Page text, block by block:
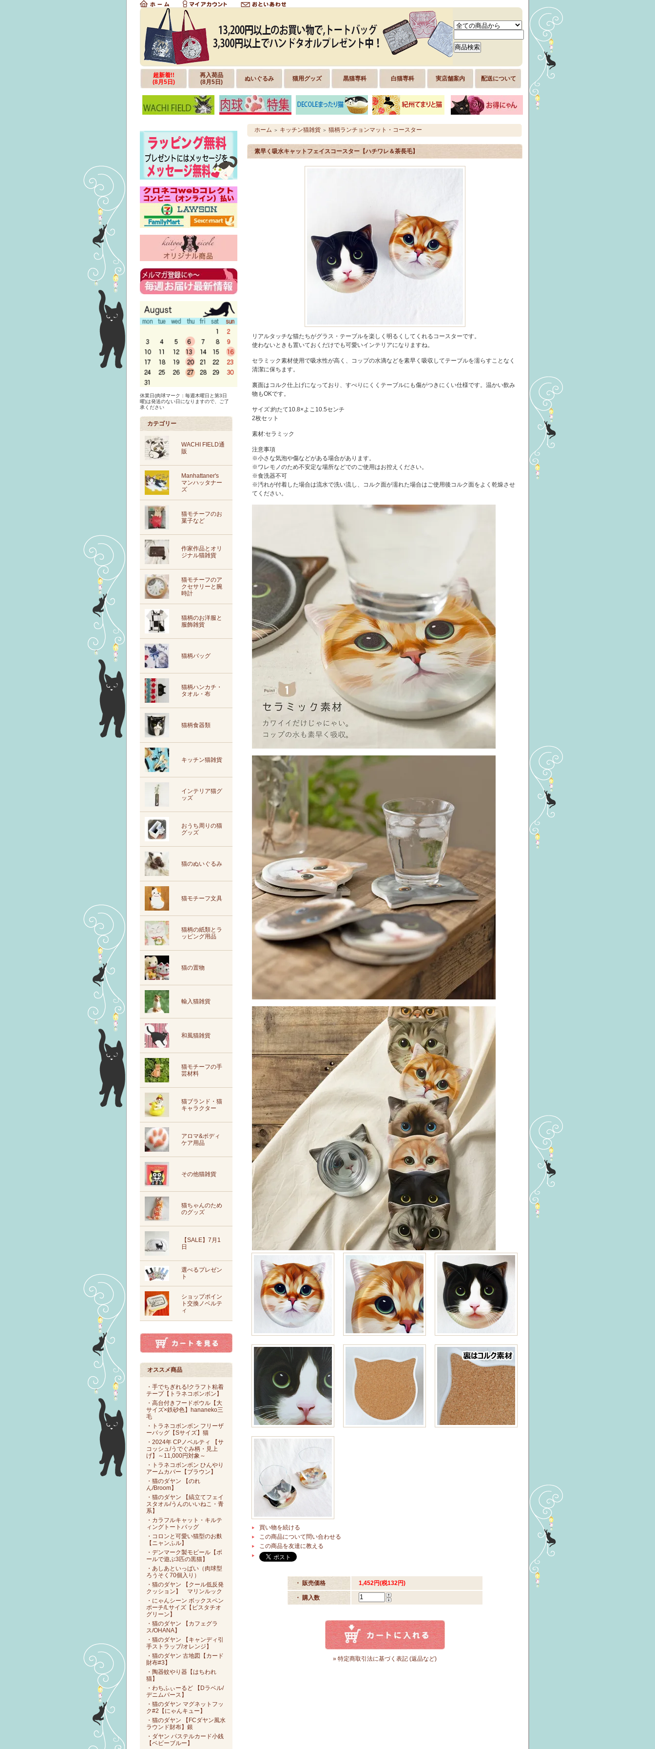
超新着!!
(8月5日)
再入荷品
(8月5日)
ぬいぐるみ 猫用グッズ 黒猫専科 白猫専科 実店舗案内 配送について
休業日(肉球マーク：毎週木曜日と第3日
曜)は発送のない日になりますので、ご了
承ください
カテゴリー
WACHI FIELD通
販
Manhattaner's
マンハッタナー
ズ
猫モチーフのお
菓子など
作家作品とオリ
ジナル猫雑貨
猫モチーフのア
クセサリーと腕
時計
猫柄のお洋服と
服飾雑貨
猫柄バッグ
猫柄ハンカチ・
タオル・布
猫柄食器類
キッチン猫雑貨
インテリア猫グ
ッズ
おうち周りの猫
グッズ
猫のぬいぐるみ
猫モチーフ文具
猫柄の紙類とラ
ッピング用品
猫の置物
輸入猫雑貨
和風猫雑貨
猫モチーフの手
芸材料
猫ブランド・猫
キャラクター
アロマ&ボディ
ケア用品
その他猫雑貨
猫ちゃんのため
のグッズ
【SALE】7月1
日
選べるプレゼン
ト
ショップポイン
ト交換ノベルテ
ィ
オススメ商品
・手でちぎれる!クラフト粘着
テープ【トラネコボンボン】
・高台付きフードボウル【大
サイズ×鉄砂色】hananeko三
毛
・トラネコボンボン フリーザ
ーバッグ【Sサイズ】猫
・2024年 CPノベルティ 【サ
コッシュ/うでぐみ柄・見上
げ】～11,000円対象～
・トラネコボンボン ひんやり
アームカバー【ブラウン】
・猫のダヤン 【のれ
ん/Broom】
・猫のダヤン 【縞立てフェイ
スタオル/うんのいいねこ・青
系】
・カラフルキャット・キルテ
ィングトートバッグ
・コロンと可愛い猫型のお麩
【ニャンふル】
・デンマーク製モビール【ボ
ールで遊ぶ3匹の黒猫】
・あしあといっぱい（肉球型
ろうそく70個入り）
・猫のダヤン 【クール低反発
クッション】 マリンルック
・にゃんシーン ボックスペン
ポーチ/Lサイズ【ピスタチオ
グリーン】
・猫のダヤン 【カフェグラ
ス/OHANA】
・猫のダヤン 【キャンディ引
手ストラップ/オレンジ】
・猫のダヤン 古地図【カード
財布#3】
・陶器蚊やり器【はちわれ
猫】
・わちふぃーるど 【Dラベル/
デニムパース】
・猫のダヤン マグネットフッ
ク#2【にゃんキュー】
・猫のダヤン 【FCダヤン風水
ラウンド財布】銀
・ダヤン パステルカード小銭
【ベビーブルー】
ホーム ＞ キッチン猫雑貨 ＞ 猫柄ランチョンマット・コースター
素早く吸水キャットフェイスコースター【ハチワレ＆茶長毛】
リアルタッチな猫たちがグラス・テーブルを楽しく明るくしてくれるコースターです。
使わないときも置いておくだけでも可愛いインテリアになりますね。
セラミック素材使用で吸水性が高く、コップの水滴などを素早く吸収してテーブルを濡らすことなく
清潔に保ちます。
裏面はコルク仕上げになっており、すべりにくくテーブルにも傷がつきにくい仕様です。温かい飲み
物もOKです。
サイズ:約たて10.8×よこ10.5センチ
2枚セット
素材:セラミック
注意事項
※小さな気泡や傷などがある場合があります。
※ワレモノのため不安定な場所などでのご使用はお控えください。
※食洗器不可
※汚れが付着した場合は流水で洗い流し、コルク面が濡れた場合はご使用後コルク面をよく乾燥させ
てください。
買い物を続ける
この商品について問い合わせる
この商品を友達に教える
・ 販売価格 1,452円(税132円)
・ 購入数
» 特定商取引法に基づく表記 (返品など)